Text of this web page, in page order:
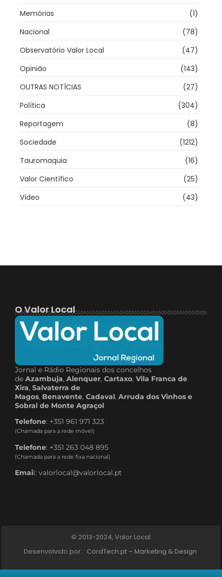
Memórias
(1)
Nacional
(78)
Observatório Valor Local
(47)
Opinião
(143)
OUTRAS NOTÍCIAS
(27)
Política
(304)
Reportagem
(8)
Sociedade
(1212)
Tauromaquia
(16)
Valor Científico
(25)
Vídeo
(43)
O Valor Local
Jornal e Rádio Regionais dos concelhos
de Azambuja, Alenquer, Cartaxo, Vila Franca de
Xira, Salvaterra de
Magos, Benavente, Cadaval, Arruda dos Vinhos e
Sobral de Monte Agraçol
Telefone: +351 961 971 323
(Chamada para a rede móvel)
Telefone: +351 263 048 895
(Chamada para a rede fixa nacional)
Email: valorlocal@valorlocal.pt
© 2013-2024, Valor Local
Desenvolvido por: CordTech.pt – Marketing & Design